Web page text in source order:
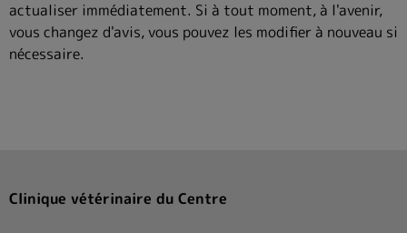
actualiser immédiatement. Si à tout moment, à l'avenir,
vous changez d'avis, vous pouvez les modifier à nouveau si
nécessaire.
Clinique vétérinaire du Centre